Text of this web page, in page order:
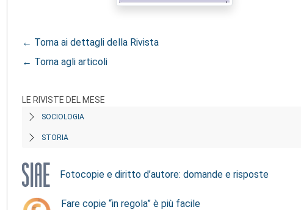
← Torna ai dettagli della Rivista
← Torna agli articoli
LE RIVISTE DEL MESE
SOCIOLOGIA
STORIA
Fotocopie e diritto d’autore: domande e risposte
Fare copie “in regola” è più facile